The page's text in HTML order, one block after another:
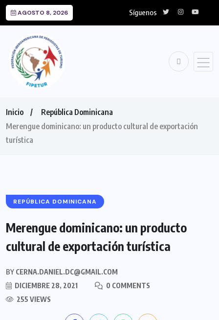
AGOSTO 8, 2026 Síguenos
Inicio
República Dominicana
Merengue dominicano: un producto cultural de exportación
turística
REPÚBLICA DOMINICANA
Merengue dominicano: un producto
cultural de exportación turística
BY CERNA.DANIEL.DC@GMAIL.COM
DICIEMBRE 28, 2021
0 COMMENTS
255 VIEWS